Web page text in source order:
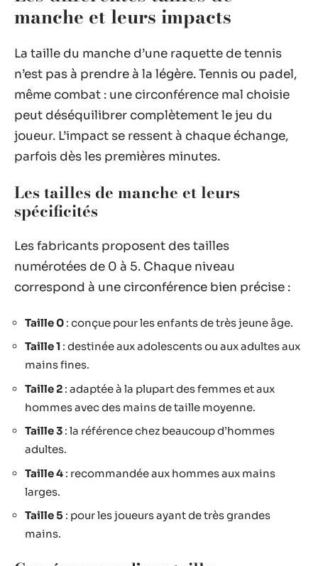
manche et leurs impacts
La taille du manche d’une raquette de tennis
n’est pas à prendre à la légère. Tennis ou padel,
même combat : une circonférence mal choisie
peut déséquilibrer complètement le jeu du
joueur. L’impact se ressent à chaque échange,
parfois dès les premières minutes.
Les tailles de manche et leurs
spécificités
Les fabricants proposent des tailles
numérotées de 0 à 5. Chaque niveau
correspond à une circonférence bien précise :
Taille 0 : conçue pour les enfants de très jeune âge.
Taille 1 : destinée aux adolescents ou aux adultes aux
mains fines.
Taille 2 : adaptée à la plupart des femmes et aux
hommes avec des mains de taille moyenne.
Taille 3 : la référence chez beaucoup d’hommes
adultes.
Taille 4 : recommandée aux hommes aux mains
larges.
Taille 5 : pour les joueurs ayant de très grandes
mains.